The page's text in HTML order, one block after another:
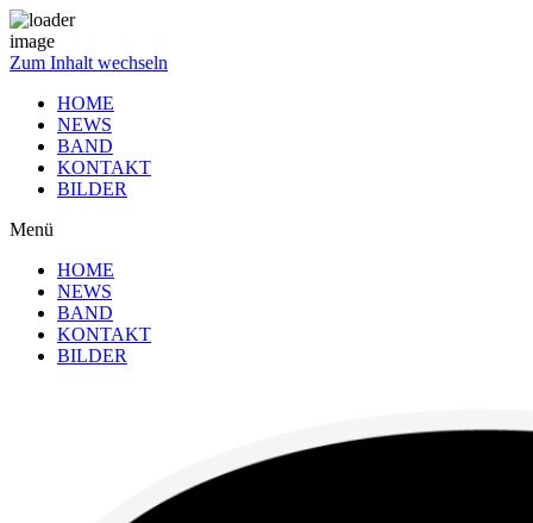
Zum Inhalt wechseln
HOME
NEWS
BAND
KONTAKT
BILDER
Menü
HOME
NEWS
BAND
KONTAKT
BILDER